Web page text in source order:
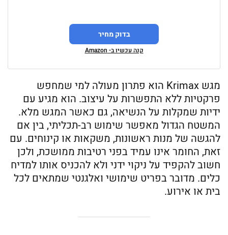
בדוק מחיר
קנה עכשיו ב- Amazon
מגש Krimax הוא פתרון מעולה למי שמחפש
פרקטיות ללא התפשרות על עיצוב. הוא מגיע עם
ידיות שמקלות על הנשיאה, גם כאשר המגש מלא.
המשטח הגדול מאפשר שימוש רב-תכליתי, בין אם
להגשה של מנות ראשונות, משקאות או קינוחים. עם
זאת, החומר אינו עמיד בפני רטיבות ממושכת, ולכן
חשוב להקפיד על ניקוי ידני ולא להכניס אותו למדיח
כלים. מדובר בפריט שימושי ואלגנטי שמתאים לכל
בית או אירוע.